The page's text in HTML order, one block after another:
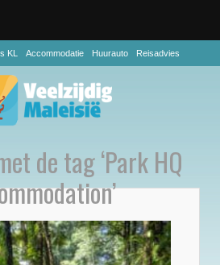
KL Accommodatie Huurauto Reisadvies
de tag ‘Park HQ